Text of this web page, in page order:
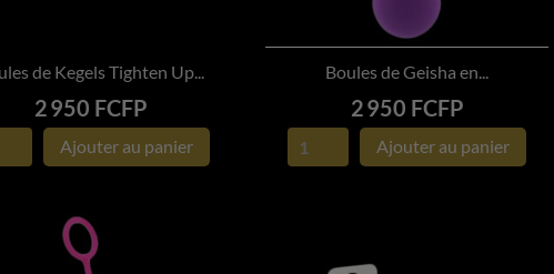
APERÇU RAPIDE
de Kegels Tighten Up...
Prix
2 950 FCFP
Ajouter au panier
APERÇU RAPIDE
Boules de Geisha en...
Prix
2 950 FCFP
Ajouter au panier